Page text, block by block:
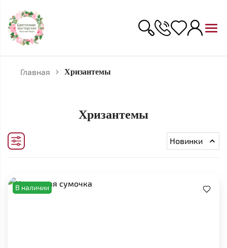
Главная Хризантемы
Хризантемы
Новинки
В наличии